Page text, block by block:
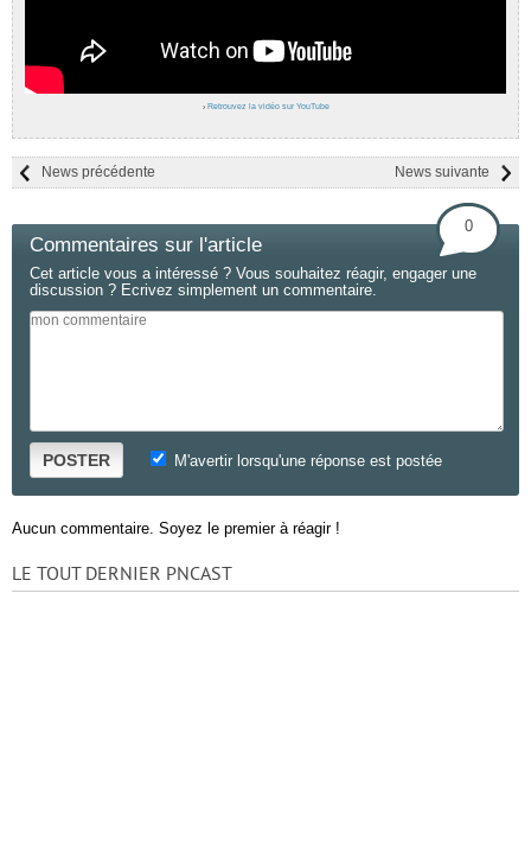
› Retrouvez la vidéo sur YouTube
News suivante
News précédente
Commentaires sur l'article
0
Cet article vous a intéressé ? Vous souhaitez réagir, engager une
discussion ? Ecrivez simplement un commentaire.
POSTER M'avertir lorsqu'une réponse est postée
Aucun commentaire. Soyez le premier à réagir !
LE TOUT DERNIER PNCAST